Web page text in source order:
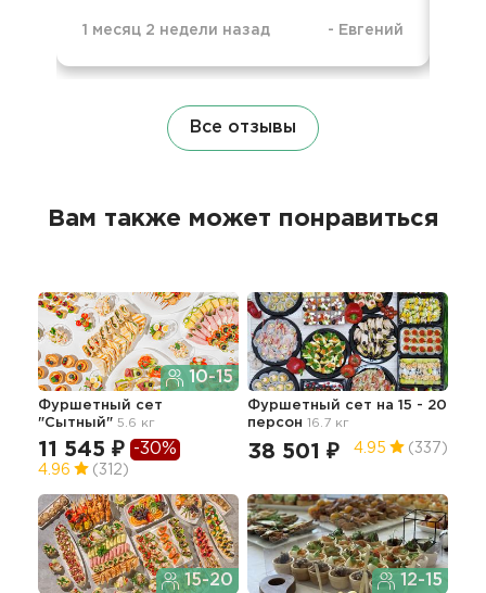
1 месяц 2 недели назад - Евгений
Все отзывы
Вам также может понравиться
10-15
Фуршетный сет
"Сытный" 5.6 кг
11 545 ₽ -30%
4.96 (312)
Фуршетный сет на 15 - 20
персон 16.7 кг
38 501 ₽ 4.95 (337)
15-20 12-15